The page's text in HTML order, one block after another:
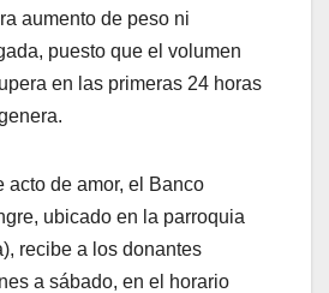
aumento de peso ni
puesto que el volumen
en las primeras 24 horas
acto de amor, el Banco
ubicado en la parroquia
recibe a los donantes
a sábado, en el horario